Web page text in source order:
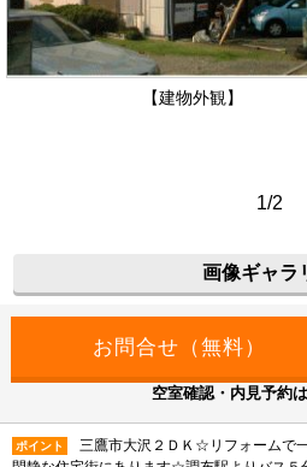
【建物外観】
1/2
画像ギャラ
空室確認・内見予約
ポイント
三鷹市大沢２ＤＫ☆リフォーム